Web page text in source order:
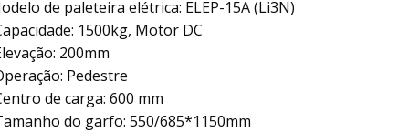
de paleteira elétrica: ELEP-15A (Li3N)
1500kg, Motor DC
200mm
Pedestre
de carga: 600 mm
do garfo: 550/685*1150mm